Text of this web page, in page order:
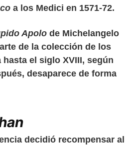
a los Medici en 1571-72.
Apolo de Michelangelo
de la colección de los
el siglo XVIII, según
desaparece de forma
decidió recompensar al